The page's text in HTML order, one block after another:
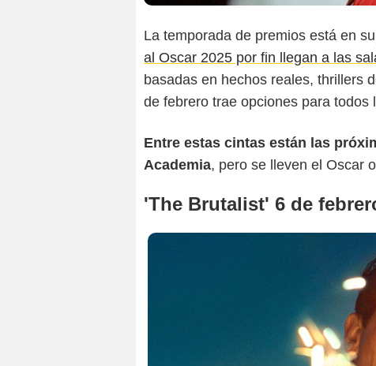
La temporada de premios está en su
al Oscar 2025 por fin llegan a las
basadas en hechos reales, thrillers
de febrero trae opciones para todos
Entre estas cintas están las
Academia, pero se lleven el Oscar
'The Brutalist' 6 de